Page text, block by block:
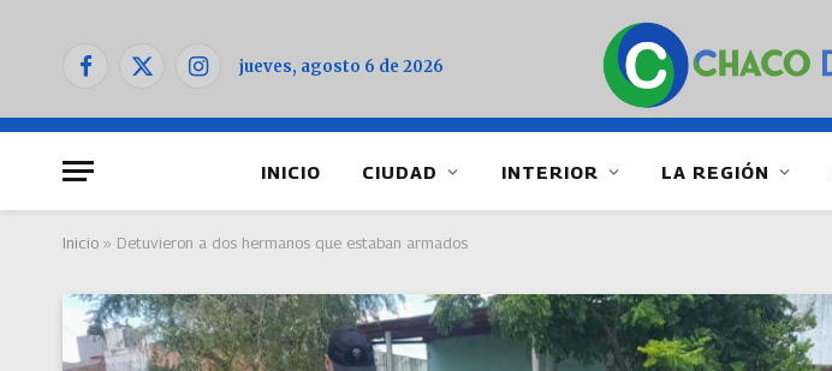
Facebook
X
Instagramjueves, agosto 6 de 2026
INICIO CIUDAD INTERIOR LA REGIÓN
Inicio » Detuvieron a dos hermanos que estaban armados